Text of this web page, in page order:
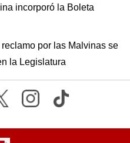
incorporó la Boleta
por las Malvinas se
la Legislatura